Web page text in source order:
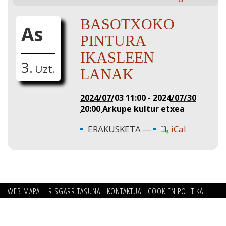
As
3. Uzt.
BASOTXOKO
PINTURA
IKASLEEN
LANAK
2024/07/03 11:00 - 2024/07/30
20:00Arkupe kultur etxea
ERAKUSKETA iCal
WEB MAPA IRISGARRITASUNA KONTAKTUA
COOKIEN POLITIKA
PRIBATUTASUN POLITIKA